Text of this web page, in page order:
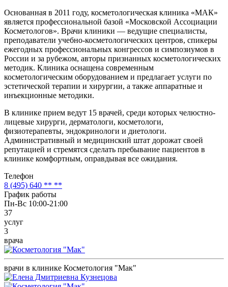
Основанная в 2011 году, косметологическая клиника «МАК»
является профессиональной базой «Московской Ассоциации
Косметологов». Врачи клиники — ведущие специалисты,
преподаватели учебно-косметологических центров, спикеры
ежегодных профессиональных конгрессов и симпозиумов в
России и за рубежом, авторы признанных косметологических
методик. Клиника оснащена современным
косметологическим оборудованием и предлагает услуги по
эстетической терапии и хирургии, а также аппаратные и
инъекционные методики.
В клинике прием ведут 15 врачей, среди которых челюстно-
лицевые хирурги, дерматологи, косметологи,
физиотерапевты, эндокринологи и диетологи.
Административный и медицинский штат дорожат своей
репутацией и стремятся сделать пребывание пациентов в
клинике комфортным, оправдывая все ожидания.
Телефон
8 (495) 640 ** **
График работы
Пн-Вс 10:00-21:00
37
услуг
3
врача
врачи в клинике Косметология "Мак"